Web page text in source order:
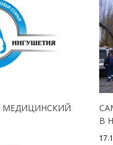
МЕДИЦИНСКИЙ
В